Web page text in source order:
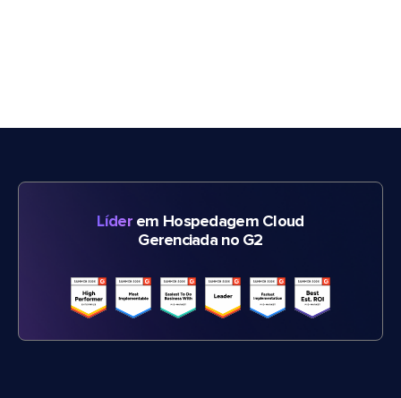
Líderem Hospedagem Cloud
Gerenciada no G2